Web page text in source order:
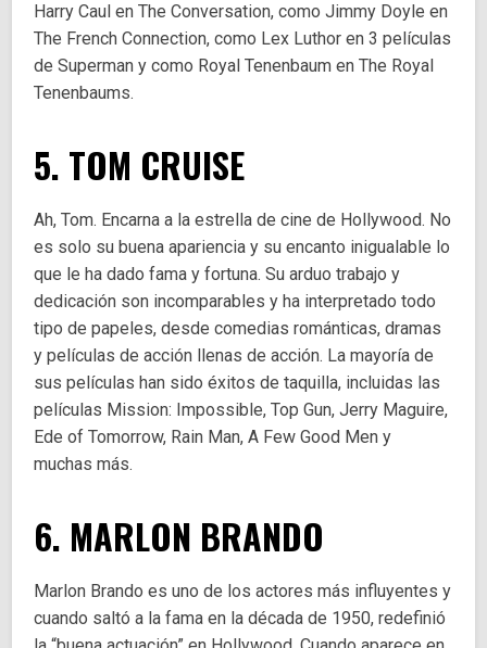
Harry Caul en The Conversation, como Jimmy Doyle en
The French Connection, como Lex Luthor en 3 películas
de Superman y como Royal Tenenbaum en The Royal
Tenenbaums.
5. TOM CRUISE
Ah, Tom. Encarna a la estrella de cine de Hollywood. No
es solo su buena apariencia y su encanto inigualable lo
que le ha dado fama y fortuna. Su arduo trabajo y
dedicación son incomparables y ha interpretado todo
tipo de papeles, desde comedias románticas, dramas
y películas de acción llenas de acción. La mayoría de
sus películas han sido éxitos de taquilla, incluidas las
películas Mission: Impossible, Top Gun, Jerry Maguire,
Ede of Tomorrow, Rain Man, A Few Good Men y
muchas más.
6. MARLON BRANDO
Marlon Brando es uno de los actores más influyentes y
cuando saltó a la fama en la década de 1950, redefinió